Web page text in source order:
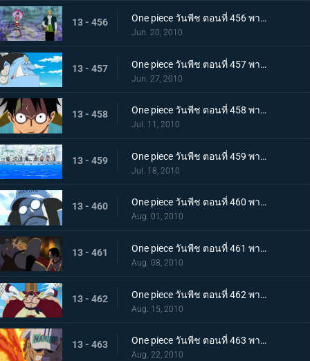
13 - 456 One piece วันพีช ตอนที่ 456 พากย์ไทย พรรคพวกอยู่ไหนกันบ้าง ป้ายหลุมศพยักษ์และหนี้บุญคุณกางเกงใน
Jun. 20, 2010
13 - 457 One piece วันพีช ตอนที่ 457 พากย์ไทย ตอนพิเศษรำลึกความหลังก่อนถึงศูนย์ใหญ่ - คำสาบานของพี่น้อง!
Jun. 27, 2010
13 - 458 One piece วันพีช ตอนที่ 458 พากย์ไทย ตอนพิเศษรำลึกความหลังก่อนถึงศูนย์ใหญ่ - การรวมตัวของสามพลเรือเอก
Jul. 11, 2010
13 - 459 One piece วันพีช ตอนที่ 459 พากย์ไทย เวลาออกศึกใกล้มาถึง! ทัพแกร่งไร้เทียมทานของกองทัพเรือ!
Jul. 18, 2010
13 - 460 One piece วันพีช ตอนที่ 460 พากย์ไทย กองเรือมหึมาปรากฏ! กลุ่มโจรสลัดหนวดขาวบุกมาแล้ว
Aug. 01, 2010
13 - 461 One piece วันพีช ตอนที่ 461 พากย์ไทย ศึกตัดสินเริ่มเปิดม่าน! อดีตระหว่าง เอส กับ หนวดขาว!
Aug. 08, 2010
13 - 462 One piece วันพีช ตอนที่ 462 พากย์ไทย พลังทำลายล้างโลก! ความสามารถของ ผลกุระ-กุระ
Aug. 15, 2010
13 - 463 One piece วันพีช ตอนที่ 463 พากย์ไทย เผาทุกสิ่งจนมอดไหม้!! พลังของพลเรือเอกอาคาอินุ!
Aug. 22, 2010